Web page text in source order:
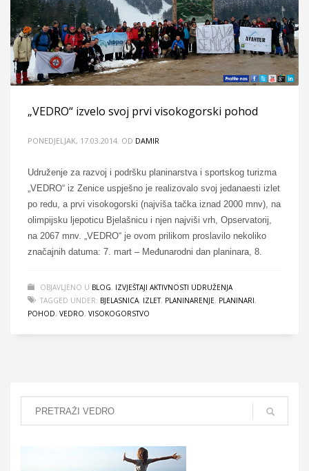
„VEDRO“ izvelo svoj prvi visokogorski pohod
PONEDJELJAK, 17.03.2014. OD DAMIR
Udruženje za razvoj i podršku planinarstva i sportskog turizma
„VEDRO“ iz Zenice uspješno je realizovalo svoj jedanaesti izlet
po redu, a prvi visokogorski (najviša tačka iznad 2000 mnv), na
olimpijsku ljepoticu Bjelašnicu i njen najviši vrh, Opservatorij,
na 2067 mnv. „VEDRO“ je ovom prilikom proslavilo nekoliko
značajnih datuma: 7. mart – Međunarodni dan planinara, 8.
OBJAVLJENO U BLOG, IZVJEŠTAJI AKTIVNOSTI UDRUŽENJA
TAGGED UNDER: BJELASNICA, IZLET, PLANINARENJE, PLANINARI,
POHOD, VEDRO, VISOKOGORSTVO